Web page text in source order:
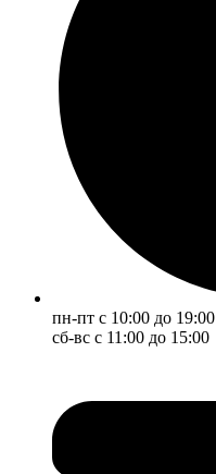
пн-пт с 10:00 до 19:00
сб-вс с 11:00 до 15:00